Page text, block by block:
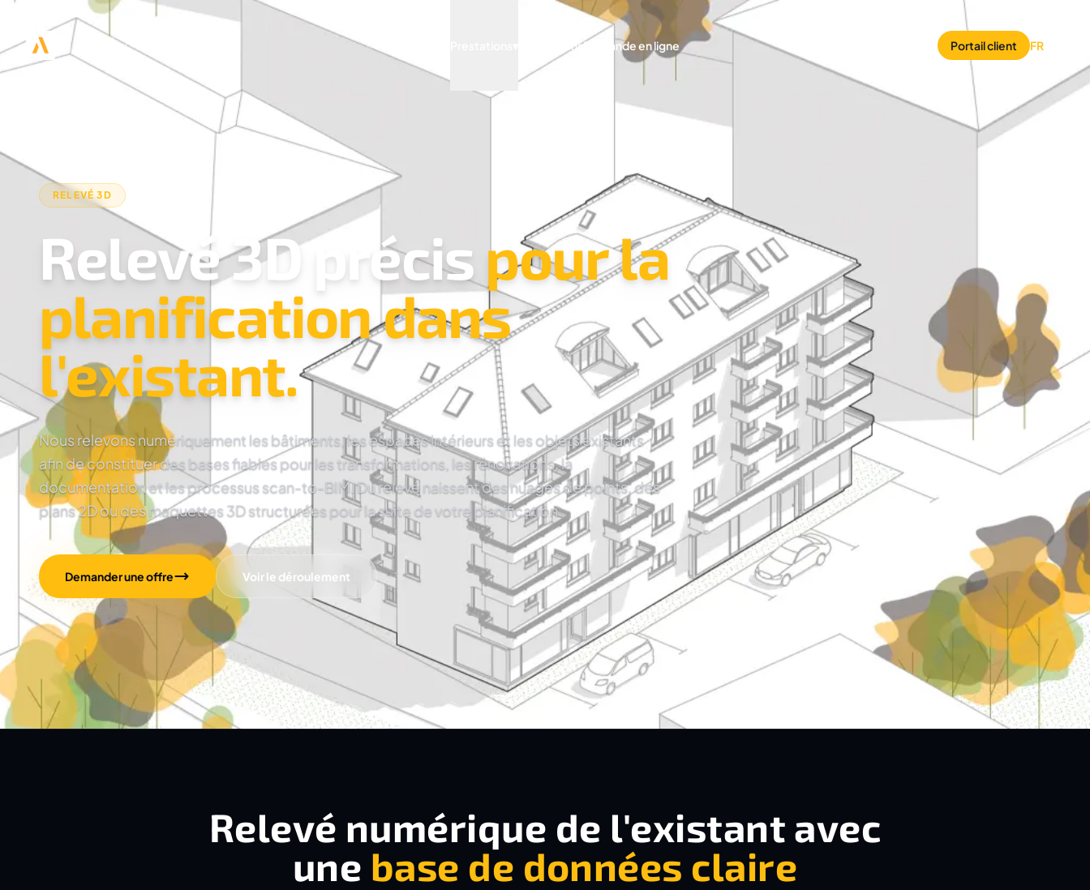
RéalisationsDemande en ligne Portail client FR
RELEVÉ 3D
Relevé 3D précis pour la
planification dans
l'existant.
Nous relevons numériquement les bâtiments, les espaces intérieurs et les objets existants
afin de constituer des bases fiables pour les transformations, les rénovations, la
documentation et les processus scan-to-BIM. Du relevé naissent des nuages de points, des
plans 2D ou des maquettes 3D structurées pour la suite de votre planification.
Demander une offre Voir le déroulement
Relevé numérique de l'existant avec
une base de données claire